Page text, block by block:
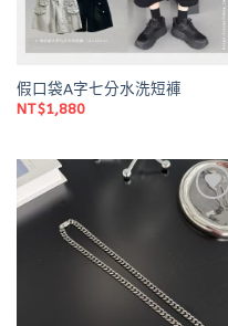
假口袋A字七分水洗短褲
NT$1,880
Add to
wishlist